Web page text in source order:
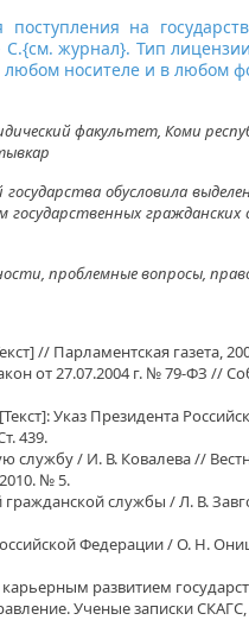
на
С.{см. журнал}. Тип
любом носителе и в любом
факультет, Коми
обусловила
государственных
проблемные вопросы,
// Парламентская газета,
от 27.07.2004 г. № 79-ФЗ //
Указ Президента
439.
службу / И. В. Ковалева //
№ 5.
гражданской службы / Л. В.
Федерации / О. Н.
развитием
Ученые записки